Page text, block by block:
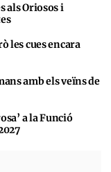
als Oriosos i
les cues encara
amb els veïns de
a la Funció